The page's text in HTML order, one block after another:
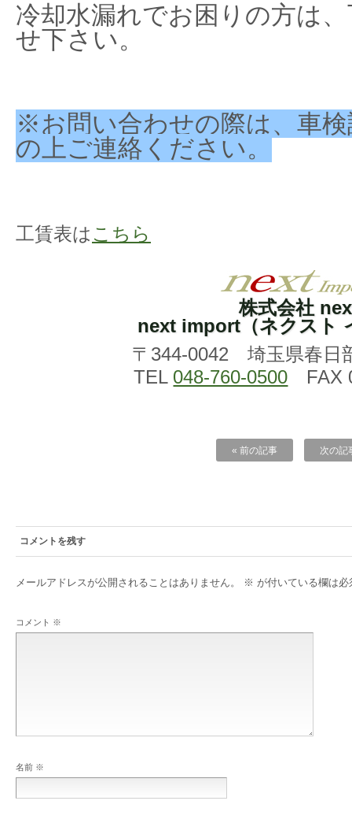
冷却水漏れでお困りの方は
せ下さい。
※お問い合わせの際は、車
の上ご連絡ください。
工賃表は こちら
株式会社
next import（ネクスト
〒344-0042 埼玉県春日
TEL 048-760-0500 FAX
« 前の記事 次の記
コメントを残す
メールアドレスが公開されることはありません。 ※ が付いている欄は必
コメント ※
名前 ※